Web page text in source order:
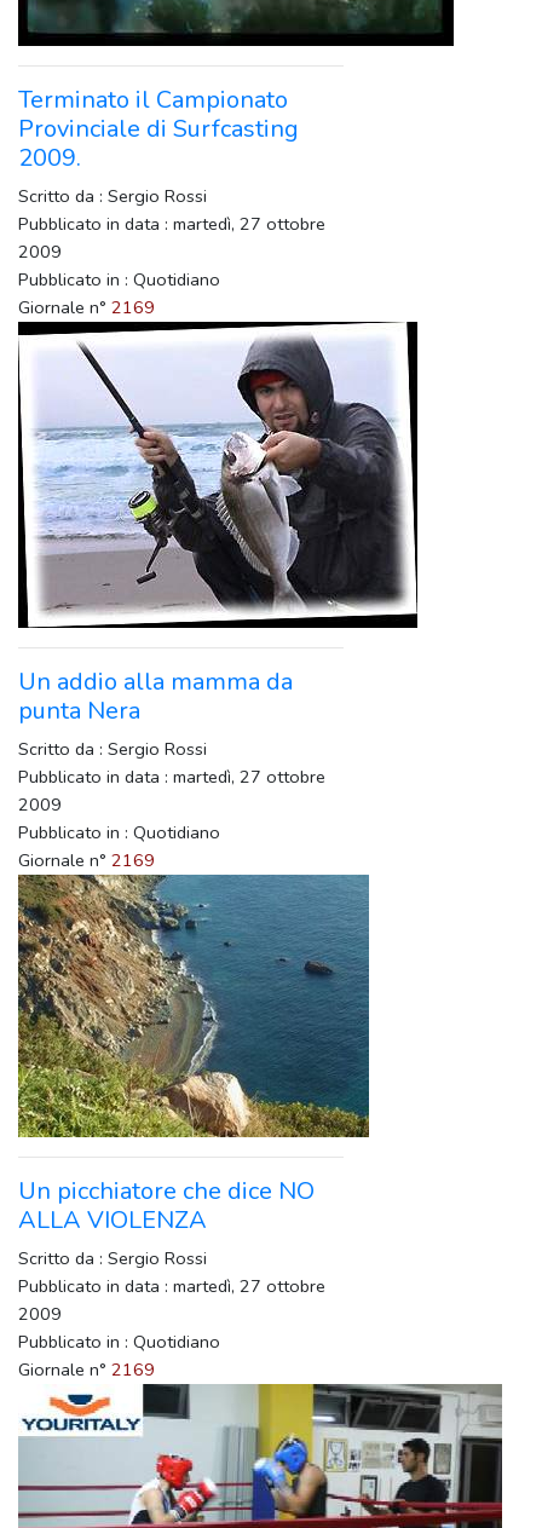
Terminato il Campionato
Provinciale di Surfcasting
2009.
Scritto da : Sergio Rossi
Pubblicato in data : martedì, 27 ottobre
2009
Pubblicato in : Quotidiano
Giornale n° 2169
Un addio alla mamma da
punta Nera
Scritto da : Sergio Rossi
Pubblicato in data : martedì, 27 ottobre
2009
Pubblicato in : Quotidiano
Giornale n° 2169
Un picchiatore che dice NO
ALLA VIOLENZA
Scritto da : Sergio Rossi
Pubblicato in data : martedì, 27 ottobre
2009
Pubblicato in : Quotidiano
Giornale n° 2169